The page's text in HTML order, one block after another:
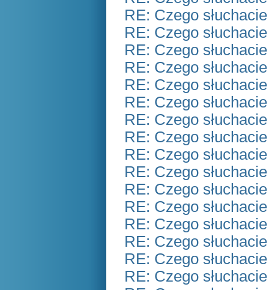
RE: Czego
RE: Czego
RE: Czego
RE: Czego
RE: Czego
RE: Czego
RE: Czego
RE: Czego
RE: Czego
RE: Czego
RE: Czego
RE: Czego
RE: Czego
RE: Czego
RE: Czego
RE: Czego